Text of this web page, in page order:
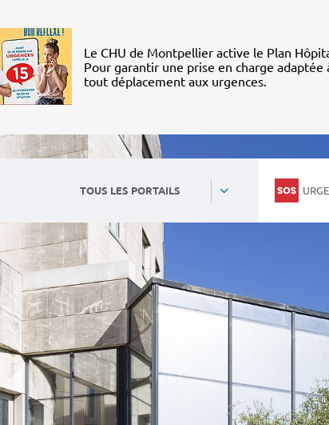
Le CHU de Montpellier active le Plan
Pour garantir une prise en charge adaptée
tout déplacement aux urgences.
TOUS LES PORTAILS